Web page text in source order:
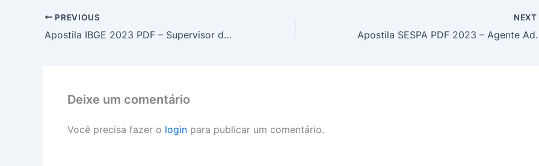
PREVIOUS
Apostila IBGE 2023 PDF – Supervisor de Coleta e Qualidade
NEXT
Apostila
Deixe um comentário
Você precisa fazer o login para publicar um comentário.